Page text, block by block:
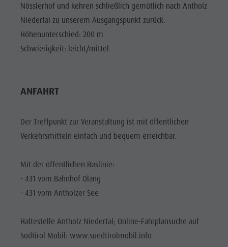
Niedertal
See
Nösslerhof und kehren schließlich gemütlich nach Antholz
Niedertal zu unserem Ausgangspunkt zurück.
Höhenunterschied: 200 m
Schwierigkeit: leicht/mittel
ANFAHRT
Der Treffpunkt zur Veranstaltung ist mit öffentlichen
Verkehrsmitteln einfach und bequem erreichbar.
Mit der öffentlichen Buslinie:
- 431 vom Bahnhof Olang
- 431 vom Antholzer See
Haltestelle Antholz Niedertal; Online-Fahrplansuche auf
Südtirol Mobil: www.suedtirolmobil.info